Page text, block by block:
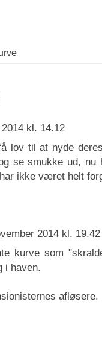
kl. 14.12
lov til at nyde
se smukke ud,
har ikke været helt
2014 kl. 19.42
kurve som
i haven.
afløsere.